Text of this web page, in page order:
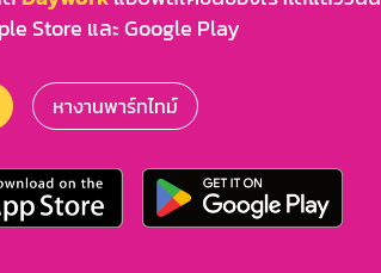
Store และ Google Play
หางานพาร์ทไทม์